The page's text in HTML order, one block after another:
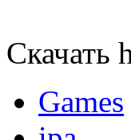
Скачать
Games